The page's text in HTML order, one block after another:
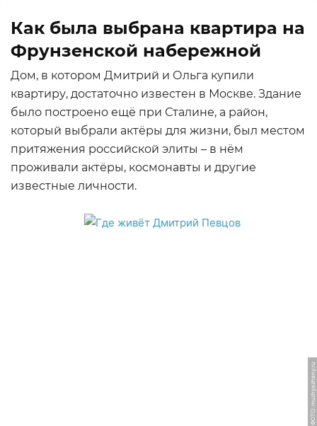
Как была выбрана квартира на
Фрунзенской набережной
Дом, в котором Дмитрий и Ольга купили
квартиру, достаточно известен в Москве. Здание
было построено ещё при Сталине, а район,
который выбрали актёры для жизни, был местом
притяжения российской элиты – в нём
проживали актёры, космонавты и другие
известные личности.
ФОТО: muzhyazheny.ru